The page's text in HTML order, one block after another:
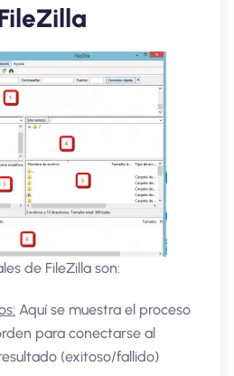
de FileZilla son:
Aquí se muestra el proceso
para conectarse al
(exitoso/fallido)